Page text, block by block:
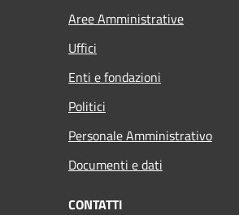
Aree Amministrative
Uffici
Enti e fondazioni
Politici
Personale Amministrativo
Documenti e dati
CONTATTI